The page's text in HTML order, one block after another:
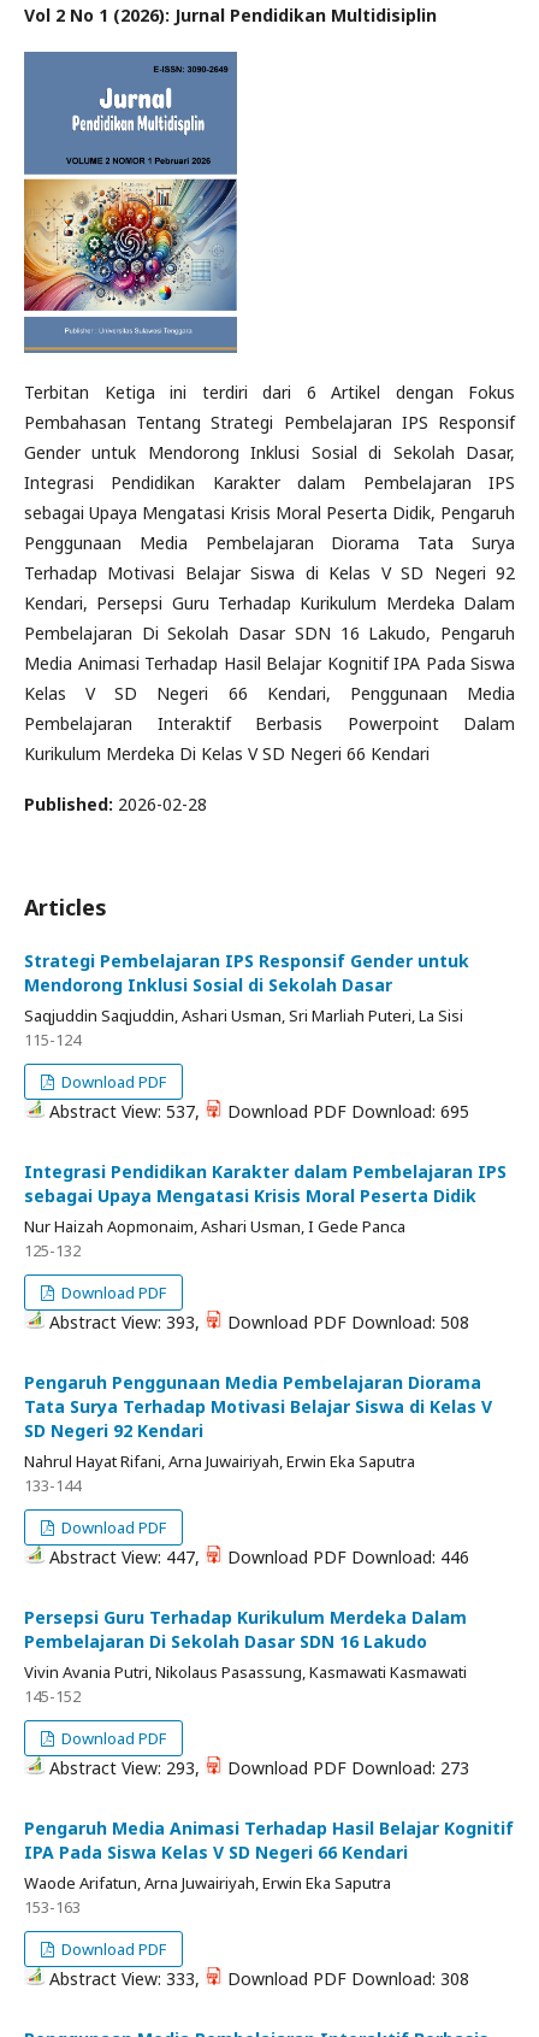
Vol 2 No 1 (2026): Jurnal Pendidikan Multidisiplin
Terbitan Ketiga ini terdiri dari 6 Artikel dengan Fokus
Pembahasan Tentang Strategi Pembelajaran IPS Responsif
Gender untuk Mendorong Inklusi Sosial di Sekolah Dasar,
Integrasi Pendidikan Karakter dalam Pembelajaran IPS
sebagai Upaya Mengatasi Krisis Moral Peserta Didik, Pengaruh
Penggunaan Media Pembelajaran Diorama Tata Surya
Terhadap Motivasi Belajar Siswa di Kelas V SD Negeri 92
Kendari, Persepsi Guru Terhadap Kurikulum Merdeka Dalam
Pembelajaran Di Sekolah Dasar SDN 16 Lakudo, Pengaruh
Media Animasi Terhadap Hasil Belajar Kognitif IPA Pada Siswa
Kelas V SD Negeri 66 Kendari, Penggunaan Media
Pembelajaran Interaktif Berbasis Powerpoint Dalam
Kurikulum Merdeka Di Kelas V SD Negeri 66 Kendari
Published: 2026-02-28
Articles
Strategi Pembelajaran IPS Responsif Gender untuk
Mendorong Inklusi Sosial di Sekolah Dasar
Saqjuddin Saqjuddin, Ashari Usman, Sri Marliah Puteri, La Sisi
115-124
Download PDF
Abstract View: 537, Download PDF Download: 695
Integrasi Pendidikan Karakter dalam Pembelajaran IPS
sebagai Upaya Mengatasi Krisis Moral Peserta Didik
Nur Haizah Aopmonaim, Ashari Usman, I Gede Panca
125-132
Download PDF
Abstract View: 393, Download PDF Download: 508
Pengaruh Penggunaan Media Pembelajaran Diorama
Tata Surya Terhadap Motivasi Belajar Siswa di Kelas V
SD Negeri 92 Kendari
Nahrul Hayat Rifani, Arna Juwairiyah, Erwin Eka Saputra
133-144
Download PDF
Abstract View: 447, Download PDF Download: 446
Persepsi Guru Terhadap Kurikulum Merdeka Dalam
Pembelajaran Di Sekolah Dasar SDN 16 Lakudo
Vivin Avania Putri, Nikolaus Pasassung, Kasmawati Kasmawati
145-152
Download PDF
Abstract View: 293, Download PDF Download: 273
Pengaruh Media Animasi Terhadap Hasil Belajar Kognitif
IPA Pada Siswa Kelas V SD Negeri 66 Kendari
Waode Arifatun, Arna Juwairiyah, Erwin Eka Saputra
153-163
Download PDF
Abstract View: 333, Download PDF Download: 308